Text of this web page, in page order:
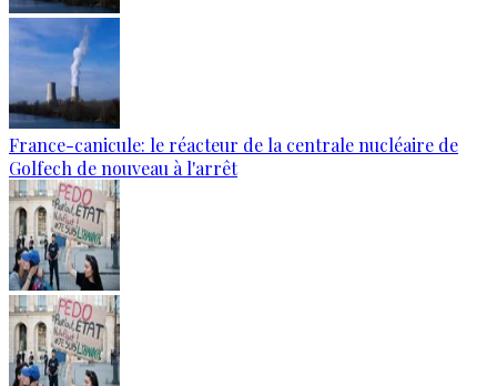
France-canicule: le réacteur de la centrale nucléaire de
Golfech de nouveau à l'arrêt